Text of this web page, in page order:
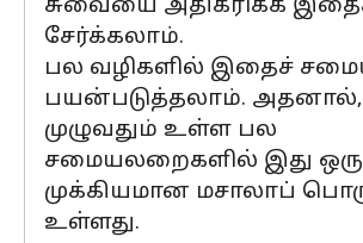
சுவையை அதிகரிக்க
சேர்க்கலாம்.
பல வழிகளில் இதைச்
பயன்படுத்தலாம்.
முழுவதும் உள்ள பல
சமையலறைகளில் இது ஒரு
முக்கியமான மசாலாப்
உள்ளது.